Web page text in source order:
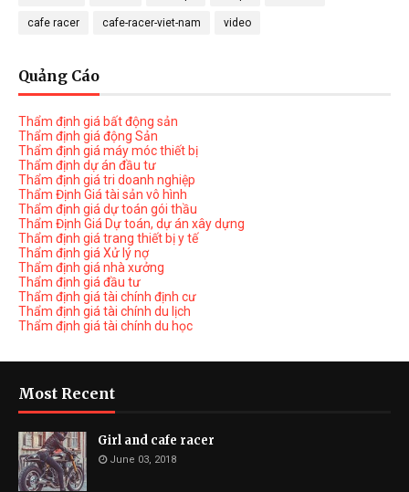
cafe racer cafe-racer-viet-nam video
Quảng Cáo
Thẩm định giá bất động sản
Thẩm định giá động Sản
Thẩm định giá máy móc thiết bị
Thẩm định dự án đầu tư
Thẩm định giá tri doanh nghiệp
Thẩm Định Giá tài sản vô hình
Thẩm định giá dự toán gói thầu
Thẩm Định Giá Dự toán, dự án xây dựng
Thẩm định giá trang thiết bị y tế
Thẩm định giá Xử lý nợ
Thẩm định giá nhà xưởng
Thẩm định giá đầu tư
Thẩm định giá tài chính định cư
Thẩm định giá tài chính du lịch
Thẩm định giá tài chính du học
Most Recent
Girl and cafe racer
June 03, 2018